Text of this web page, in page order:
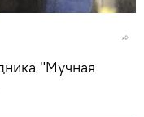
"Мучная